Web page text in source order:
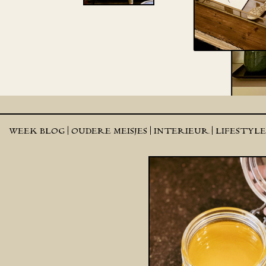
WEEK BLOG | OUDERE MEISJES | INTERIEUR | LIFESTYLE